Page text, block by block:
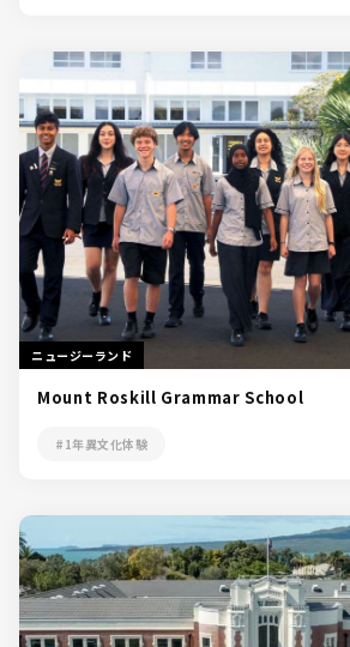
ニュージーランド
Mount Roskill Grammar School
#1年異文化体験